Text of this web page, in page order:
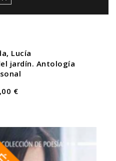
Lucía
jardín. Antología
€